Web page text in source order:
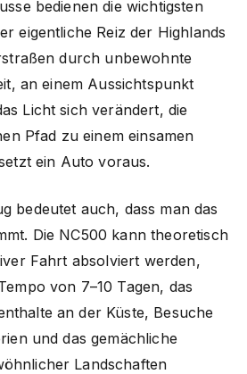
bedienen die wichtigsten
eigentliche Reiz der Highlands
durch unbewohnte
an einem Aussichtspunkt
Licht sich verändert, die
Pfad zu einem einsamen
ein Auto voraus.
bedeutet auch, dass man das
Die NC500 kann theoretisch
Fahrt absolviert werden,
von 7–10 Tagen, das
an der Küste, Besuche
und das gemächliche
Landschaften